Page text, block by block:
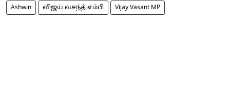
Ashwin விஜய் வசந்த் எம்பி Vijay Vasant MP